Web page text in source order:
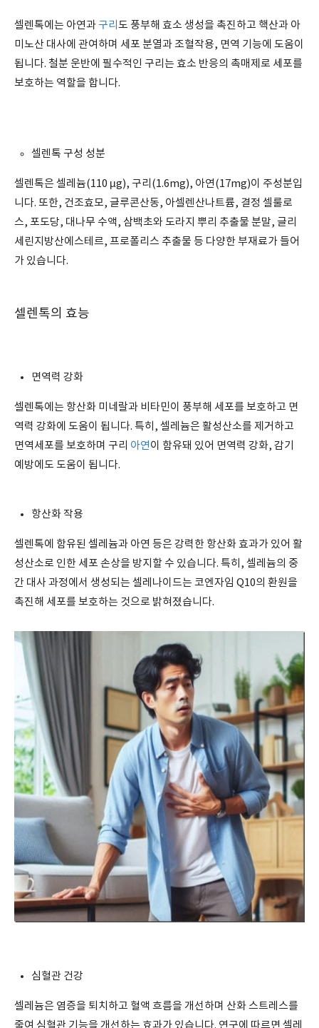
셀렌톡에는 아연과구리 도 풍부해 효소 생성을 촉진하고 핵산과 아
미노산 대사에 관여하며 세포 분열과 조혈작용, 면역 기능에 도움이
됩니다. 철분 운반에 필수적인 구리는 효소 반응의 촉매제로 세포를
보호하는 역할을 합니다.
셀렌톡 구성 성분
셀렌톡은 셀레늄(110 µg), 구리(1.6mg), 아연(17mg)이 주성분입
니다. 또한, 건조효모, 글루콘산동, 아셀렌산나트륨, 결정 셀룰로
스, 포도당, 대나무 수액, 삼백초와 도라지 뿌리 추출물 분말, 글리
세린지방산에스테르, 프로폴리스 추출물 등 다양한 부재료가 들어
가 있습니다.
셀렌톡의 효능
면역력 강화
셀렌톡에는 항산화 미네랄과 비타민이 풍부해 세포를 보호하고 면
역력 강화에 도움이 됩니다. 특히, 셀레늄은 활성산소를 제거하고
면역세포를 보호하며 구리 아연이 함유돼 있어 면역력 강화, 감기
예방에도 도움이 됩니다.
항산화 작용
셀렌톡에 함유된 셀레늄과 아연 등은 강력한 항산화 효과가 있어 활
성산소로 인한 세포 손상을 방지할 수 있습니다. 특히, 셀레늄의 중
간 대사 과정에서 생성되는 셀레나이드는 코엔자임 Q10의 환원을
촉진해 세포를 보호하는 것으로 밝혀졌습니다.
심혈관 건강
셀레늄은 염증을 퇴치하고 혈액 흐름을 개선하며 산화 스트레스를
줄여 심혈관 기능을 개선하는 효과가 있습니다. 연구에 따르면 셀레